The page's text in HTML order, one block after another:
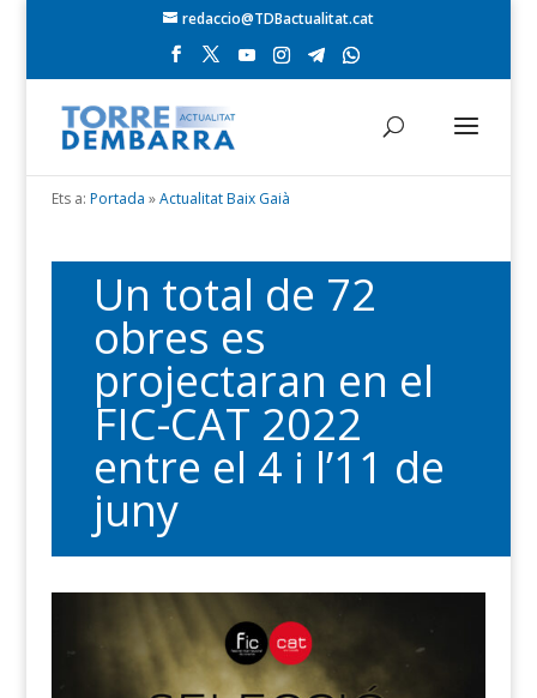
redaccio@TDBactualitat.cat
Ets a: Portada »Actualitat Baix Gaià
Un total de 72
obres es
projectaran en el
FIC-CAT 2022
entre el 4 i l’11 de
juny